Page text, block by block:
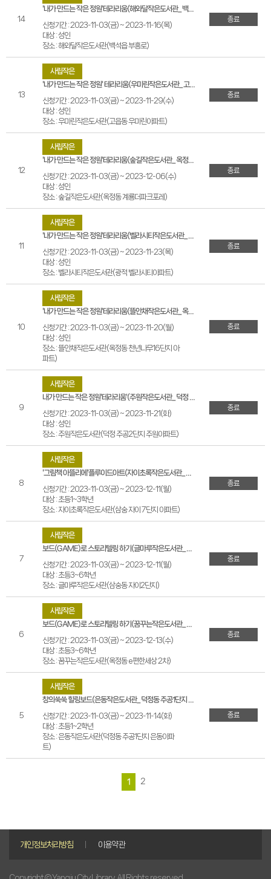
14
'내가 만드는 작은 정원'테라리움(해와달작은도서관_백석읍 부흥로)
신청기간 : 2023-11-03(금) ~ 2023-11-16(목)
대상 : 성인
장소 : 해와달작은도서관(백석읍 부흥로)
종료
13
사립작은
'내가 만드는 작은 정원' 테라리움(우미린작은도서관_고읍동 우미린아파트)
신청기간 : 2023-11-03(금) ~ 2023-11-29(수)
대상 : 성인
장소 : 우미린작은도서관(고읍동 우미린아파트)
종료
12
사립작은
'내가 만드는 작은 정원'테라리움(숲길작은도서관_옥정동 계룡더파크포레아파트)
신청기간 : 2023-11-03(금) ~ 2023-12-06(수)
대상 : 성인
장소 : 숲길작은도서관(옥정동 계룡더파크포레)
종료
11
사립작은
'내가 만드는 작은 정원'테라리움(벨라시티작은도서관_광적 벨라시티아파트)
신청기간 : 2023-11-03(금) ~ 2023-11-23(목)
대상 : 성인
장소 : 벨라시티작은도서관(광적 벨라시티아파트)
종료
10
사립작은
'내가 만드는 작은 정원'테라리움(뜰안채작은도서관_옥정동 천년나무16단지 아파트)
신청기간 : 2023-11-03(금) ~ 2023-11-20(월)
대상 : 성인
장소 : 뜰안채작은도서관(옥정동 천년나무16단지 아
파트)
종료
9
사립작은
내가 만드는 작은 정원'테라리움'(주원작은도서관_덕정 주공2단지 주원아파트)
신청기간 : 2023-11-03(금) ~ 2023-11-21(화)
대상 : 성인
장소 : 주원작은도서관(덕정 주공2단지 주원아파트)
종료
8
사립작은
'그림책 아뜰리에'플루이드아트(자이초록작은도서관_삼숭 자이7단지 아파트)
신청기간 : 2023-11-03(금) ~ 2023-12-11(월)
대상 : 초등1~3학년
장소 : 자이초록작은도서관(삼숭 자이 7단지 아파트)
종료
7
사립작은
보드(GAME)로 스토리텔링 하기(글마루작은도서관_삼숭동 자이2단지)
신청기간 : 2023-11-03(금) ~ 2023-12-11(월)
대상 : 초등3~6학년
장소 : 글마루작은도서관(삼숭동 자이2단지)
종료
6
사립작은
보드(GAME)로 스토리텔링 하기(꿈꾸는작은도서관_옥정동 e편한세상 2차)
신청기간 : 2023-11-03(금) ~ 2023-12-13(수)
대상 : 초등3~6학년
장소 : 꿈꾸는작은도서관(옥정동 e편한세상 2차)
종료
5
사립작은
창의쑥쑥 힐링보드(은동작은도서관_덕정동 주공1단지 은동아파트)
신청기간 : 2023-11-03(금) ~ 2023-11-14(화)
대상 : 초등1~2학년
장소 : 은동작은도서관(덕정동 주공1단지 은동아파
트)
종료
1 2
개인정보처리방침 이용약관